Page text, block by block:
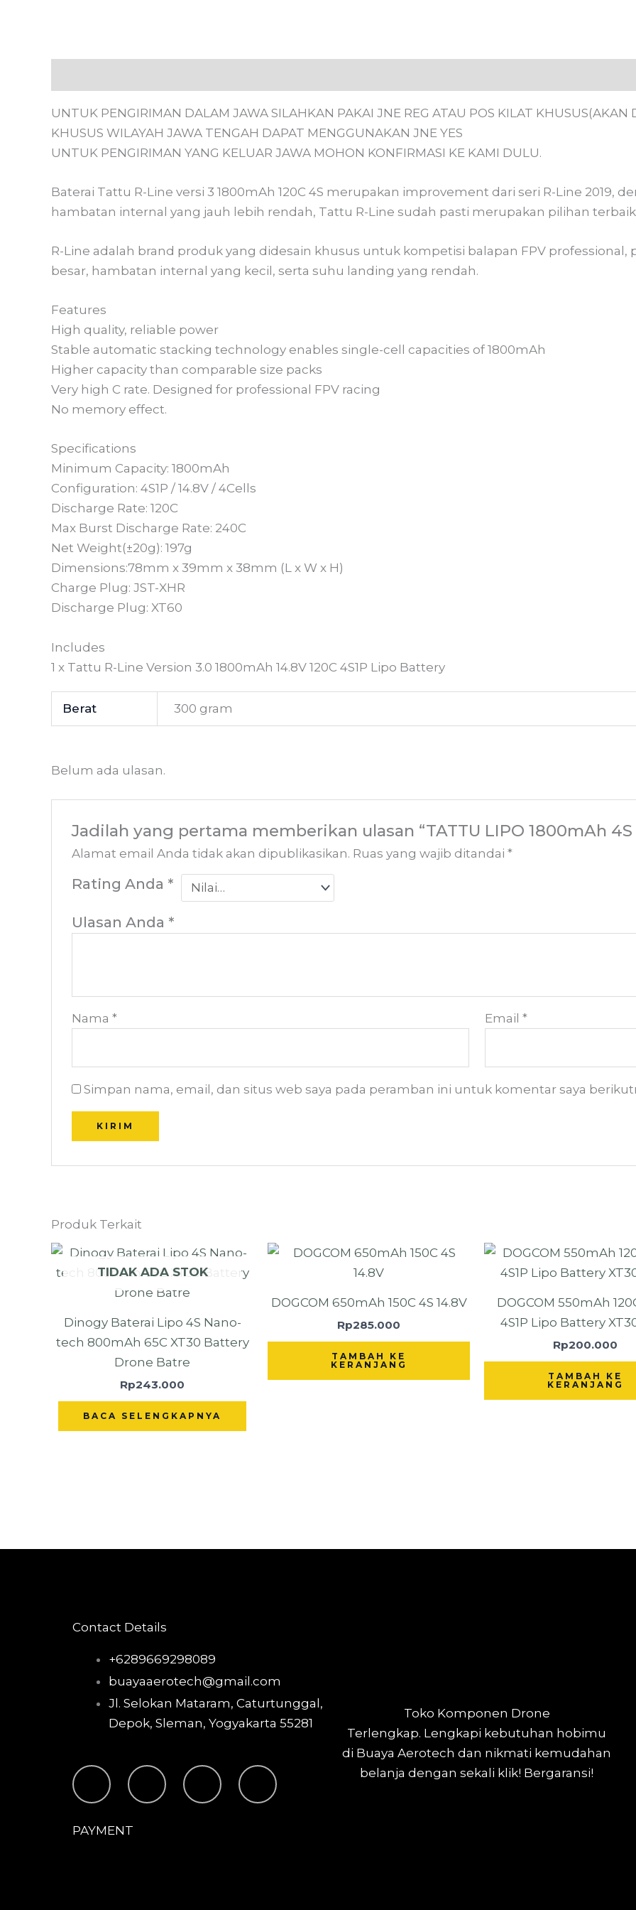
UNTUK PENGIRIMAN DALAM JAWA SILAHKAN PAKAI JNE REG ATAU POS KILAT KHUSUS(AKAN
KHUSUS WILAYAH JAWA TENGAH DAPAT MENGGUNAKAN JNE YES
UNTUK PENGIRIMAN YANG KELUAR JAWA MOHON KONFIRMASI KE KAMI DULU.
Baterai Tattu R-Line versi 3 1800mAh 120C 4S merupakan improvement dari seri R-Line 2019,
hambatan internal yang jauh lebih rendah, Tattu R-Line sudah pasti merupakan pilihan
R-Line adalah brand produk yang didesain khusus untuk kompetisi balapan FPV
besar, hambatan internal yang kecil, serta suhu landing yang rendah.
Features
High quality, reliable power
Stable automatic stacking technology enables single-cell capacities of 1800mAh
Higher capacity than comparable size packs
Very high C rate. Designed for professional FPV racing
No memory effect.
Specifications
Minimum Capacity: 1800mAh
Configuration: 4S1P / 14.8V / 4Cells
Discharge Rate: 120C
Max Burst Discharge Rate: 240C
Net Weight(±20g): 197g
Dimensions:78mm x 39mm x 38mm (L x W x H)
Charge Plug: JST-XHR
Discharge Plug: XT60
Includes
1 x Tattu R-Line Version 3.0 1800mAh 14.8V 120C 4S1P Lipo Battery
Berat 300 gram
Belum ada ulasan.
Jadilah yang pertama memberikan ulasan “TATTU LIPO 1800mAh 4S
Alamat email Anda tidak akan dipublikasikan. Ruas yang wajib ditandai*
Rating Anda *
Ulasan Anda *
Nama* Email*
Simpan nama, email, dan situs web saya pada peramban ini untuk komentar saya
Produk Terkait
TIDAK ADA STOK
Dinogy Baterai Lipo 4S Nano-
tech 800mAh 65C XT30 Battery
Drone Batre
Rp243.000
BACA SELENGKAPNYA
DOGCOM 650mAh 150C 4S 14.8V
Rp285.000
TAMBAH KE
KERANJANG
DOGCOM 550mAh
4S1P Lipo Battery
Rp200.000
TAMBAH KE
KERANJANG
Contact Details
+6289669298089
buayaaerotech@gmail.com
Jl. Selokan Mataram, Caturtunggal,
Depok, Sleman, Yogyakarta 55281
T
i
I
n
F
a
Y
o
PAYMENT
Toko Komponen Drone
Terlengkap. Lengkapi kebutuhan hobimu
di Buaya Aerotech dan nikmati kemudahan
belanja dengan sekali klik! Bergaransi!